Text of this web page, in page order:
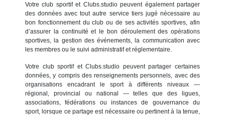
Votre club sportif et Clubs.studio peuvent également partager
des données avec tout autre service tiers jugé nécessaire au
bon fonctionnement du club ou de ses activités sportives, afin
d’assurer la continuité et le bon déroulement des opérations
sportives, la gestion des événements, la communication avec
les membres ou le suivi administratif et réglementaire.
Votre club sportif et Clubs.studio peuvent partager certaines
données, y compris des renseignements personnels, avec des
organisations encadrant le sport à différents niveaux —
régional, provincial ou national — telles que des ligues,
associations, fédérations ou instances de gouvernance du
sport, lorsque ce partage est nécessaire ou pertinent à la tenue,